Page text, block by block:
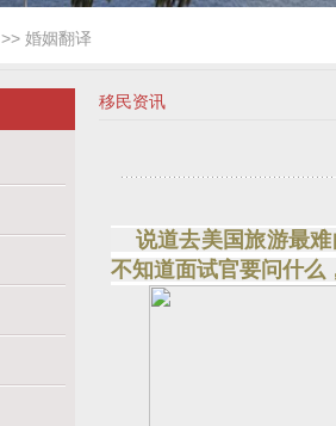
>> 婚姻翻译
移民资讯
说道去美国旅游最难
不知道面试官要问什么